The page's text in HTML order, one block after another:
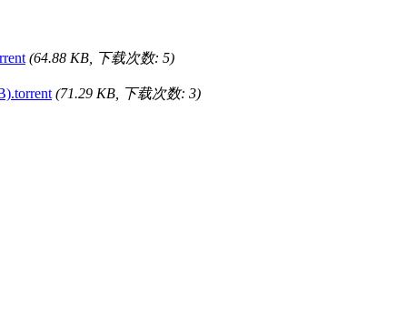
(64.88 KB, 下载次数: 5)
(71.29 KB, 下载次数: 3)